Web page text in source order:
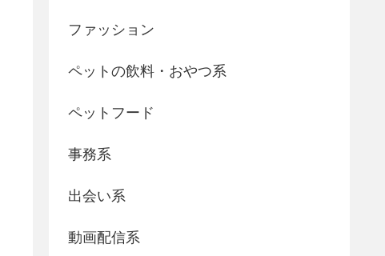
ファッション
ペットの飲料・おやつ系
ペットフード
事務系
出会い系
動画配信系